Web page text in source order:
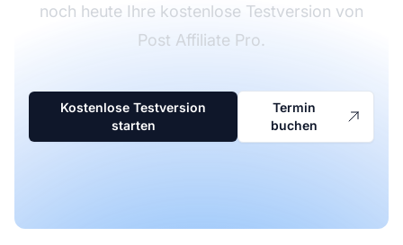
noch heute Ihre kostenlose Testversion von
Post Affiliate Pro.
Kostenlose Testversion
starten
Termin
buchen